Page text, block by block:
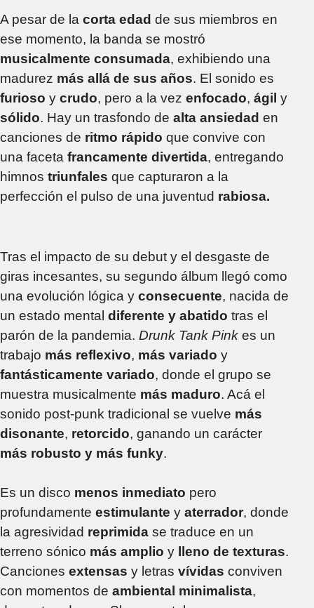
A pesar de la corta edad de sus miembros en
ese momento, la banda se mostró
musicalmente consumada, exhibiendo una
madurez más allá de sus años. El sonido es
furioso y crudo, pero a la vez enfocado, ágil y
sólido. Hay un trasfondo de alta ansiedad en
canciones de ritmo rápido que convive con
una faceta francamente divertida, entregando
himnos triunfales que capturaron a la
perfección el pulso de una juventud rabiosa.
Tras el impacto de su debut y el desgaste de
giras incesantes, su segundo álbum llegó como
una evolución lógica y consecuente, nacida de
un estado mental diferente y abatido tras el
parón de la pandemia. Drunk Tank Pink es un
trabajo más reflexivo, más variado y
fantásticamente variado, donde el grupo se
muestra musicalmente más maduro. Acá el
sonido post-punk tradicional se vuelve más
disonante, retorcido, ganando un carácter
más robusto y más funky.
Es un disco menos inmediato pero
profundamente estimulante y aterrador, donde
la agresividad reprimida se traduce en un
terreno sónico más amplio y lleno de texturas.
Canciones extensas y letras vívidas conviven
con momentos de ambiental minimalista,